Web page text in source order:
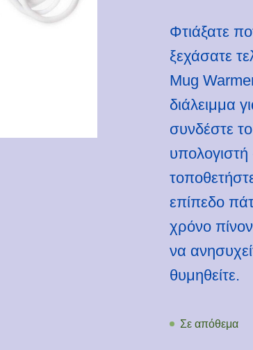
Φτιάξατε
ξεχάσατε
Mug
διάλειμμα
συνδέστε
επίπεδο
χρόνο
να
θυμηθείτε.
Σε απόθεμα